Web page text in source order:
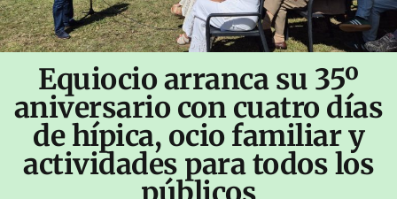
Equiocio arranca su 35º
aniversario con cuatro días
de hípica, ocio familiar y
actividades para todos los